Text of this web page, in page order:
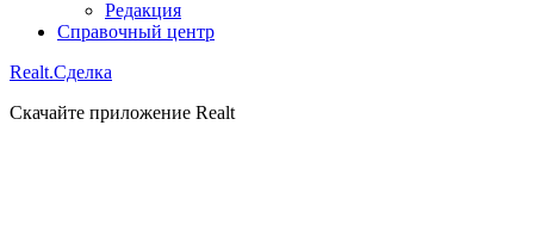
Редакция
Справочный центр
Realt.Сделка
Скачайте приложение Realt